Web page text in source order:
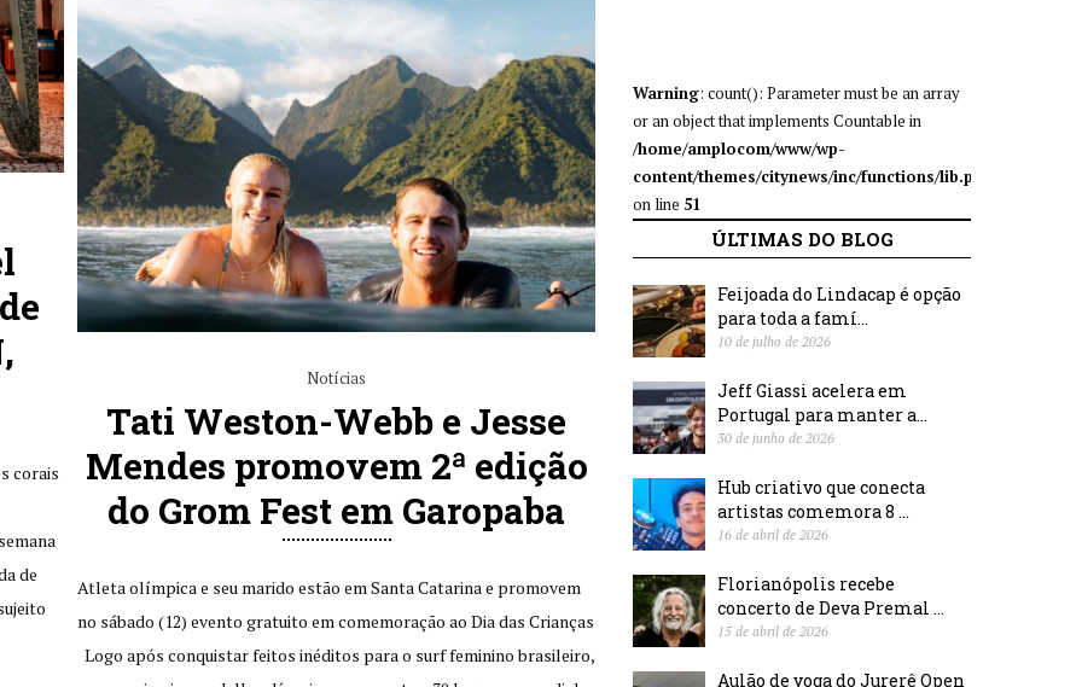
corais
de
Notícias
Tati Weston-Webb e Jesse
Mendes promovem 2ª edição
do Grom Fest em Garopaba
Atleta olímpica e seu marido estão em Santa Catarina e promovem
no sábado (12) evento gratuito em comemoração ao Dia das Crianças
Logo após conquistar feitos inéditos para o surf feminino brasileiro,
Warning: count(): Parameter must be an array
or an object that implements Countable in
/home/amplocom/www/wp-
content/themes/citynews/inc/functions/lib.php
on line 51
ÚLTIMAS DO BLOG
Feijoada do Lindacap é opção
para toda a famí...
10 de julho de 2026
Jeff Giassi acelera em
Portugal para manter a...
30 de junho de 2026
Hub criativo que conecta
artistas comemora 8 ...
16 de abril de 2026
Florianópolis recebe
concerto de Deva Premal ...
15 de abril de 2026
Aulão de yoga do Jurerê Open